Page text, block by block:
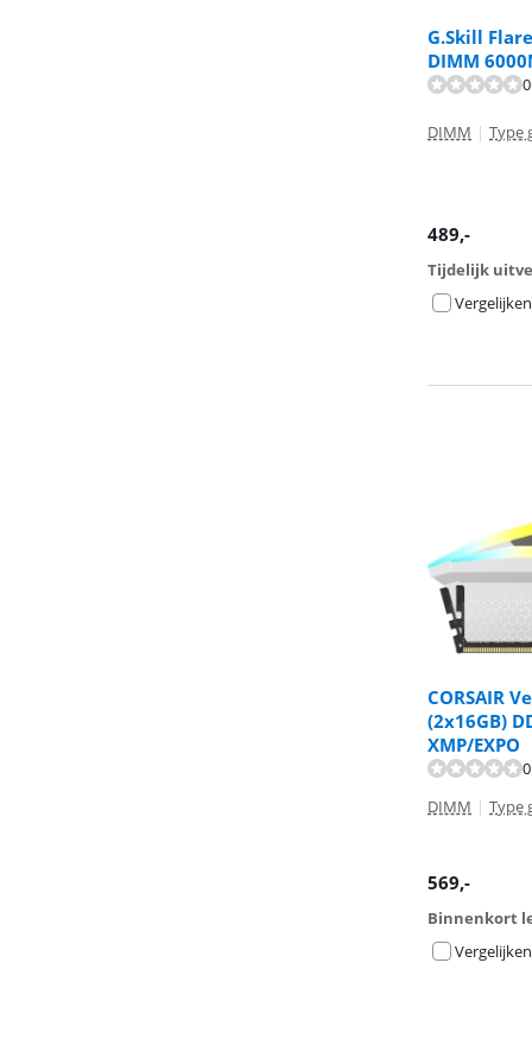
G.Skill
DIMM
DIMM | Type
489,-
Tijdelijk
Vergelijken
Beoordeling is
CORSAIR
(2x16GB)
XMP/EXPO
DIMM | Type
569,-
Binnenkort
Vergelijken